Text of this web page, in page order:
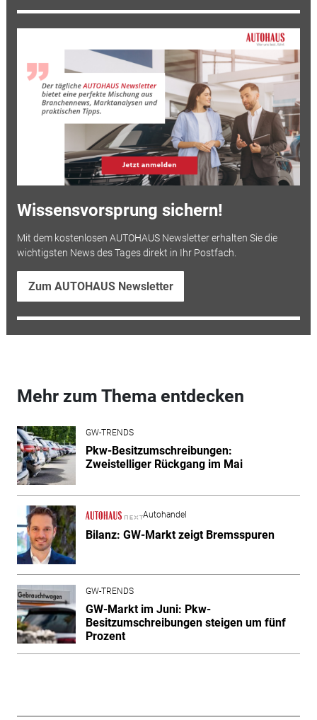
Wissensvorsprung sichern!
Mit dem kostenlosen AUTOHAUS Newsletter erhalten Sie die
wichtigsten News des Tages direkt in Ihr Postfach.
Zum AUTOHAUS Newsletter
Mehr zum Thema entdecken
GW-TRENDS
Pkw-Besitzumschreibungen:
Zweistelliger Rückgang im Mai
Autohandel
Bilanz: GW-Markt zeigt Bremsspuren
GW-TRENDS
GW-Markt im Juni: Pkw-
Besitzumschreibungen steigen um fünf
Prozent